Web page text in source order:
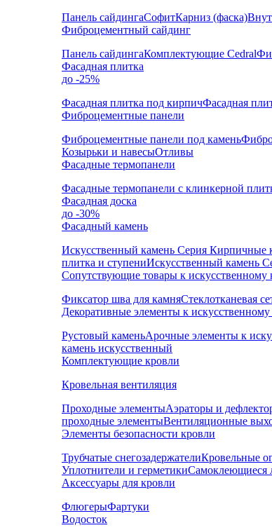
Панель сайдингаСофитКарниз (фаска)
Фиброцементный сайдинг
Панель сайдингаКомплектующие Cedral
Фасадная плитка
до -25%
Фасадная плитка под кирпичФасадная
Фиброцементные панели
Фиброцементные панели под камень
Козырьки и навесыОтливы
Фасадные термопанели
Фасадные термопанели с клинкерной
Фасадная доска
до -30%
Фасадный камень
Искусственный камень Серия Кирпичные
плитка и ступениИскусственный камень
Сопутствующие товары к
Фиксатор шва для камняСтеклотканевая
Декоративные элементы к
Рустовый каменьАрочные элементы к
камень искусственный
Комплектующие кровли
Кровельная вентиляция
Проходные элементыАэраторы и
проходные элементыВентиляционные
Элементы безопасности кровли
Трубчатые снегозадержателиКровельные
Уплотнители и герметикиСамоклеющиеся
Аксессуары для кровли
ФлюгерыФартуки
Водосток